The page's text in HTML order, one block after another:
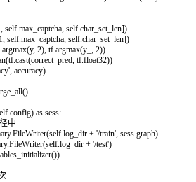
, self.max_captcha, self.char_set_len])
1, self.max_captcha, self.char_set_len])
.argmax(y, 2), tf.argmax(y_ , 2))
(tf.cast(correct_pred, tf.float32))
, accuracy)
()
.config) as sess:
中
.FileWriter(self.log_dir + '/train', sess.graph)
.FileWriter(self.log_dir + '/test')
())